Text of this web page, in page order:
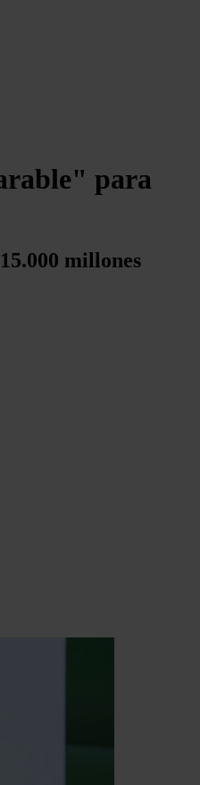
para
millones